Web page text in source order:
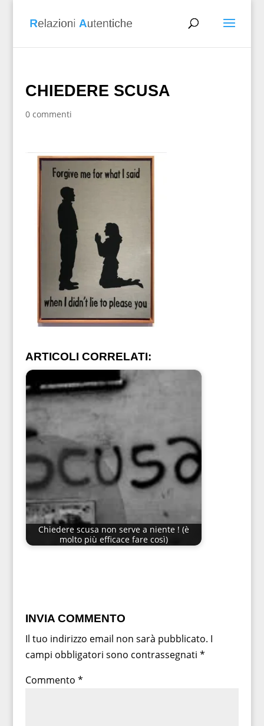
CHIEDERE SCUSA
0 commenti
ARTICOLI CORRELATI:
Chiedere scusa non serve a niente ! (è
molto più efficace fare così)
INVIA COMMENTO
Il tuo indirizzo email non sarà pubblicato. I
campi obbligatori sono contrassegnati *
Commento *